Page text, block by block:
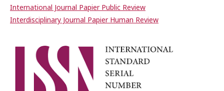
International Journal Papier Public Review
Interdisciplinary Journal Papier Human Review